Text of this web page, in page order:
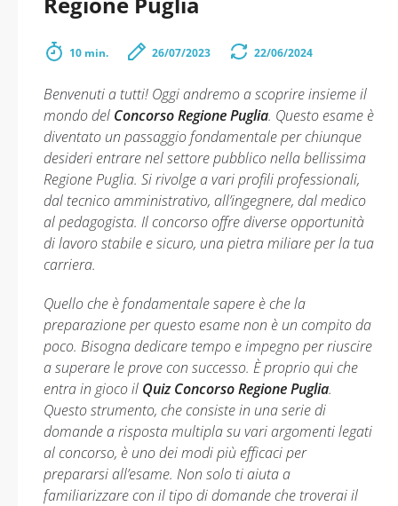
10 min. 26/07/2023 22/06/2024
Benvenuti a tutti! Oggi andremo a scoprire insieme il
mondo del Concorso Regione Puglia. Questo esame è
diventato un passaggio fondamentale per chiunque
desideri entrare nel settore pubblico nella bellissima
Regione Puglia. Si rivolge a vari profili professionali,
dal tecnico amministrativo, all’ingegnere, dal medico
al pedagogista. Il concorso offre diverse opportunità
di lavoro stabile e sicuro, una pietra miliare per la tua
carriera.
Quello che è fondamentale sapere è che la
preparazione per questo esame non è un compito da
poco. Bisogna dedicare tempo e impegno per riuscire
a superare le prove con successo. È proprio qui che
entra in gioco il Quiz Concorso Regione Puglia.
Questo strumento, che consiste in una serie di
domande a risposta multipla su vari argomenti legati
al concorso, è uno dei modi più efficaci per
prepararsi all’esame. Non solo ti aiuta a
familiarizzare con il tipo di domande che troverai il